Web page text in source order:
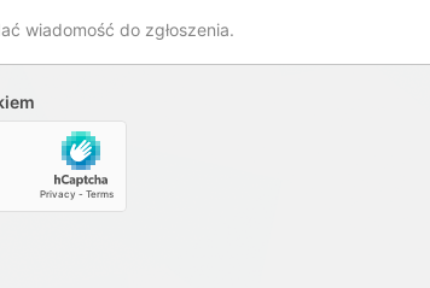
wiadomość do zgłoszenia.